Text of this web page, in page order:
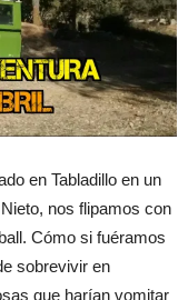
en Tabladillo en un
nos flipamos con
Cómo si fuéramos
sobrevivir en
que harían vomitar